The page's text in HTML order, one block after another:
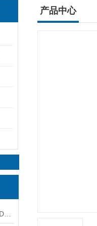
产品中心